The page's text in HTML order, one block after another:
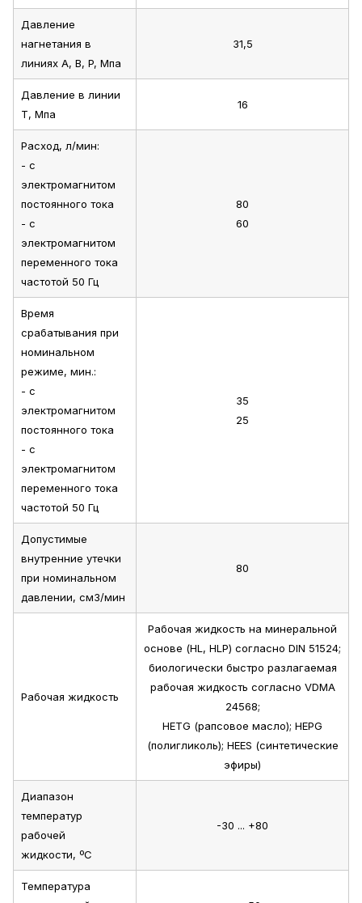
Давление
нагнетания в
линиях A, B, P, Мпа
31,5
Давление в линии
T, Мпа
16
Расход, л/мин:
- с
электромагнитом
постоянного тока
- с
электромагнитом
переменного тока
частотой 50 Гц
80
60
Время
срабатывания при
номинальном
режиме, мин.:
- с
электромагнитом
постоянного тока
- с
электромагнитом
переменного тока
частотой 50 Гц
35
25
Допустимые
внутренние утечки
при номинальном
давлении, см3/мин
80
Рабочая жидкость
Рабочая жидкость на минеральной
основе (HL, HLP) согласно DIN 51524;
биологически быстро разлагаемая
рабочая жидкость согласно VDMA
24568;
HETG (рапсовое масло); HEPG
(полигликоль); HEES (синтетические
эфиры)
Диапазон
температур
рабочей
жидкости, ºС
-30 ... +80
Температура